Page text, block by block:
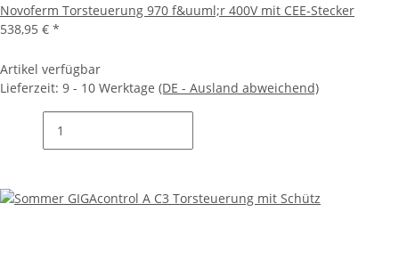
Novoferm Torsteuerung 970 f&uuml;r 400V mit CEE-Stecker
538,95 € *
Artikel verfügbar
Lieferzeit: 9 - 10 Werktage (DE - Ausland abweichend)